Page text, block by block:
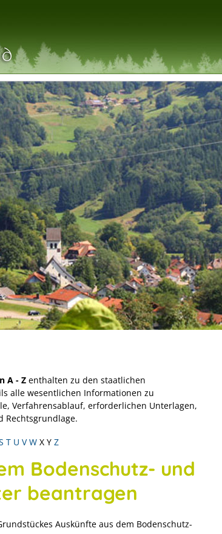
A - Z enthalten zu den staatlichen
alle wesentlichen Informationen zu
Verfahrensablauf, erforderlichen Unterlagen,
Rechtsgrundlage.
T U V W X Y Z
Bodenschutz- und
beantragen
Auskünfte aus dem Bodenschutz-